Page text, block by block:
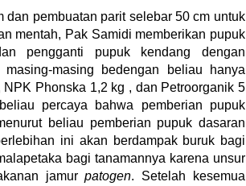
pembuatan parit selebar 50 cm untuk
mentah, Pak Samidi memberikan pupuk
pengganti pupuk kendang dengan
masing bedengan beliau hanya
Phonska 1,2 kg , dan Petroorganik 5
percaya bahwa pemberian pupuk
beliau pemberian pupuk dasaran
ini akan berdampak buruk bagi
bagi tanamannya karena unsur
jamurpatogen. Setelah kesemua